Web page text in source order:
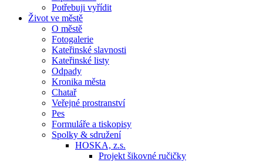
Potřebuji vyřídit
Život ve městě
O městě
Fotogalerie
Kateřinské slavnosti
Kateřinské listy
Odpady
Kronika města
Chatař
Veřejné prostranství
Pes
Formuláře a tiskopisy
Spolky & sdružení
HOSKA, z.s.
Projekt šikovné ručičky